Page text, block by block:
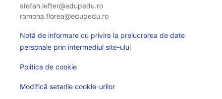
stefan.lefter@edupedu.ro
ramona.florea@edupedu.ro
Notă de informare cu privire la prelucrarea de date
personale prin intermediul site-ului
Politica de cookie
Modifică setarile cookie-urilor